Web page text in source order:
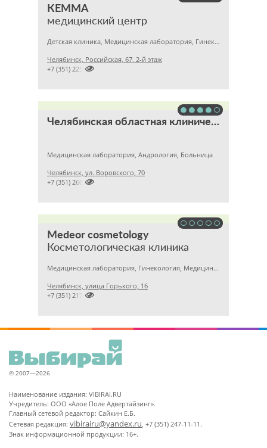
КЕММА
медицинский центр
Детская клиника, Медицинская лаборатория, Гинекология
Челябинск, Российская, 67, 2-й этаж

+7 (351) 2256145
Челябинская областная клиническая больница
Медицинская лаборатория, Андрология, Больница
Челябинск, ул. Воровского, 70

+7 (351) 2609824
Medeor cosmetology
Косметологическая клиника
Медицинская лаборатория, Гинекология, Медицинский центр
Челябинск, улица Горького, 16

+7 (351) 2170122
© 2007—2026
Наименование издания: VIBIRAI.RU
Учредитель: ООО «Алое Поле Адвертайзинг».
Главный сетевой редактор: Сайкин Е.Б.
Сетевая редакция: vibirairu@yandex.ru, +7 (351) 247-11-11.
Знак информационной продукции: 16+.